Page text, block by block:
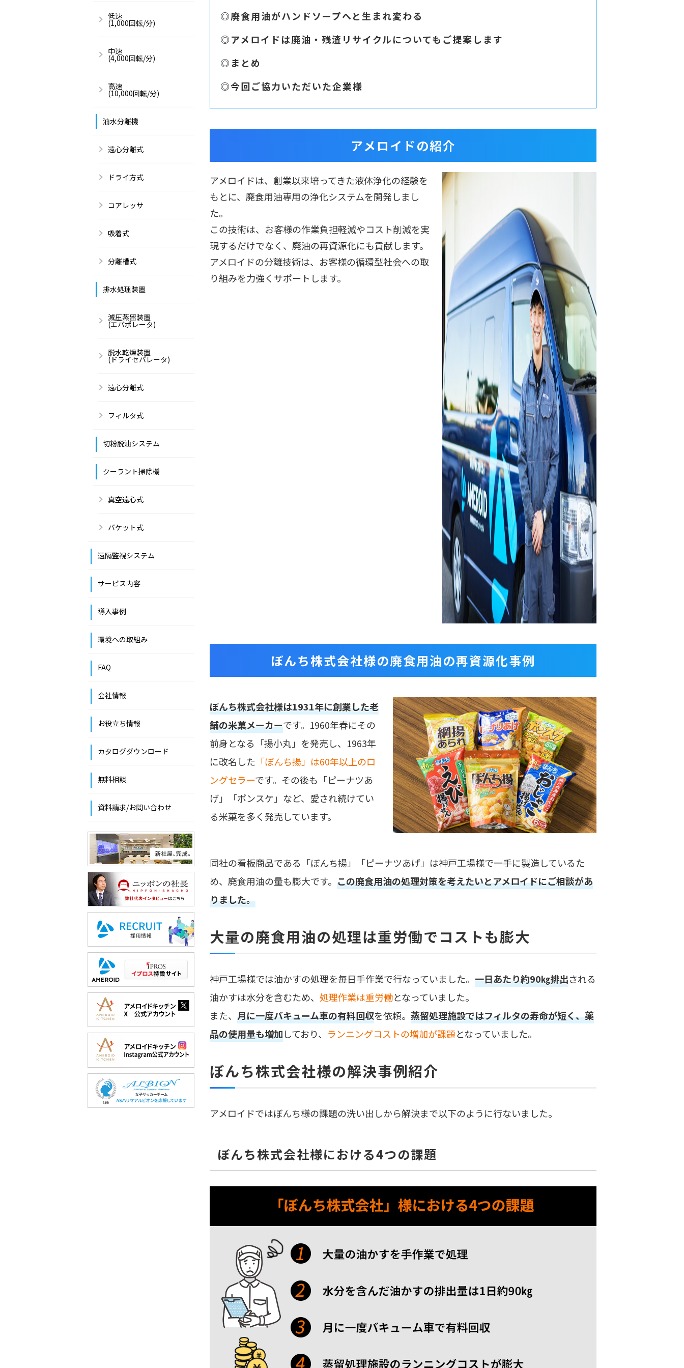
◎廃食用油がハンドソープへと生まれ変わる
◎アメロイドは廃油・残渣リサイクルについてもご提案します
◎ まとめ
◎今回ご協力いただいた企業様
アメロイドの紹介
アメロイドは、創業以来培ってきた液体浄化の経験を
もとに、廃食用油専用の浄化システムを開発しまし
た。
この技術は、お客様の作業負担軽減やコスト削減を実
現するだけでなく、廃油の再資源化にも貢献します。
アメロイドの分離技術は、お客様の循環型社会への取
り組みを力強くサポートします。
ぼんち株式会社様の廃食用油の再資源化事例
ぼんち株式会社様は1931年に創業した老
舗の米菓メーカーです。1960年春にその
前身となる「揚小丸」を発売し、1963年
に改名した 「ぼんち揚」は60年以上のロ
ングセラーです。その後も「ピーナツあ
げ」「ポンスケ」など、愛され続けてい
る米菓を多く発売しています。
同社の看板商品である「ぼんち揚」「ピーナツあげ」は神戸工場様で一手に製造しているた
め、廃食用油の量も膨大です。 この廃食用油の処理対策を考えたいとアメロイドにご相談があ
りました。
大量の廃食用油の処理は重労働でコストも膨大
神戸工場様では油かすの処理を毎日手作業で行なっていました。 一日あたり約90㎏排出される
油かすは水分を含むため、 処理作業は重労働となっていました。
また、 月に一度バキューム車の有料回収を依頼。 蒸留処理施設ではフィルタの寿命が短く、薬
品の使用量も増加しており、 ランニングコストの増加が課題となっていました。
ぼんち株式会社様の解決事例紹介
アメロイドではぼんち様の課題の洗い出しから解決まで以下のように行ないました。
ぼんち株式会社様における4つの課題
低速
(1,000回転/分)
中速
(4,000回転/分)
高速
(10,000回転/分)
油水分離機
遠心分離式
ドライ方式
コアレッサ
吸着式
分離槽式
排水処理装置
減圧蒸留装置
(エバポレータ)
脱水乾燥装置
(ドライセパレータ)
遠心分離式
フィルタ式
切粉脱油システム
クーラント掃除機
真空遠心式
バケット式
遠隔監視システム
サービス内容
導入事例
環境への取組み
FAQ
会社情報
お役立ち情報
カタログダウンロード
無料相談
資料請求/お問い合わせ